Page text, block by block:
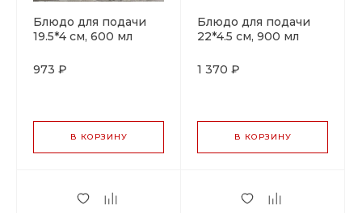
Блюдо для подачи
19.5*4 см, 600 мл
Proff Cuisine
973 ₽
В КОРЗИНУ
Блюдо для подачи
22*4.5 см, 900 мл
Proff Cuisine
1 370 ₽
В КОРЗИНУ